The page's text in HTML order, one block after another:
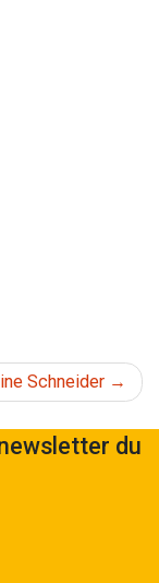
Schneider
du